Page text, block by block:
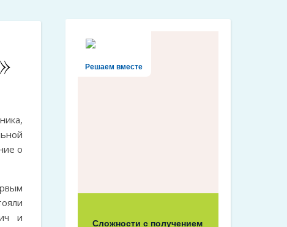
о
и
Решаем вместе
Сложности с получением